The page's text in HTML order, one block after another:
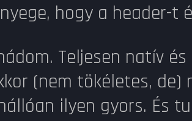
hogy a header-t
Teljesen natív
(nem tökéletes, de)
ilyen gyors. És